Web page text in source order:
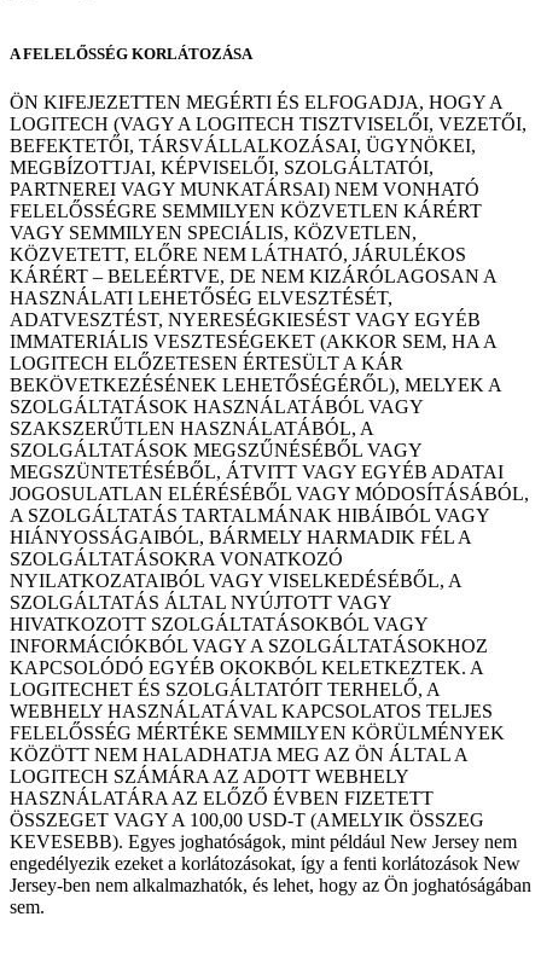
A FELELŐSSÉG KORLÁTOZÁSA
ÖN KIFEJEZETTEN MEGÉRTI ÉS ELFOGADJA, HOGY A
LOGITECH (VAGY A LOGITECH TISZTVISELŐI, VEZETŐI,
BEFEKTETŐI, TÁRSVÁLLALKOZÁSAI, ÜGYNÖKEI,
MEGBÍZOTTJAI, KÉPVISELŐI, SZOLGÁLTATÓI,
PARTNEREI VAGY MUNKATÁRSAI) NEM VONHATÓ
FELELŐSSÉGRE SEMMILYEN KÖZVETLEN KÁRÉRT
VAGY SEMMILYEN SPECIÁLIS, KÖZVETLEN,
KÖZVETETT, ELŐRE NEM LÁTHATÓ, JÁRULÉKOS
KÁRÉRT – BELEÉRTVE, DE NEM KIZÁRÓLAGOSAN A
HASZNÁLATI LEHETŐSÉG ELVESZTÉSÉT,
ADATVESZTÉST, NYERESÉGKIESÉST VAGY EGYÉB
IMMATERIÁLIS VESZTESÉGEKET (AKKOR SEM, HA A
LOGITECH ELŐZETESEN ÉRTESÜLT A KÁR
BEKÖVETKEZÉSÉNEK LEHETŐSÉGÉRŐL), MELYEK A
SZOLGÁLTATÁSOK HASZNÁLATÁBÓL VAGY
SZAKSZERŰTLEN HASZNÁLATÁBÓL, A
SZOLGÁLTATÁSOK MEGSZŰNÉSÉBŐL VAGY
MEGSZÜNTETÉSÉBŐL, ÁTVITT VAGY EGYÉB ADATAI
JOGOSULATLAN ELÉRÉSÉBŐL VAGY MÓDOSÍTÁSÁBÓL,
A SZOLGÁLTATÁS TARTALMÁNAK HIBÁIBÓL VAGY
HIÁNYOSSÁGAIBÓL, BÁRMELY HARMADIK FÉL A
SZOLGÁLTATÁSOKRA VONATKOZÓ
NYILATKOZATAIBÓL VAGY VISELKEDÉSÉBŐL, A
SZOLGÁLTATÁS ÁLTAL NYÚJTOTT VAGY
HIVATKOZOTT SZOLGÁLTATÁSOKBÓL VAGY
INFORMÁCIÓKBÓL VAGY A SZOLGÁLTATÁSOKHOZ
KAPCSOLÓDÓ EGYÉB OKOKBÓL KELETKEZTEK. A
LOGITECHET ÉS SZOLGÁLTATÓIT TERHELŐ, A
WEBHELY HASZNÁLATÁVAL KAPCSOLATOS TELJES
FELELŐSSÉG MÉRTÉKE SEMMILYEN KÖRÜLMÉNYEK
KÖZÖTT NEM HALADHATJA MEG AZ ÖN ÁLTAL A
LOGITECH SZÁMÁRA AZ ADOTT WEBHELY
HASZNÁLATÁRA AZ ELŐZŐ ÉVBEN FIZETETT
ÖSSZEGET VAGY A 100,00 USD-T (AMELYIK ÖSSZEG
KEVESEBB). Egyes joghatóságok, mint például New Jersey nem
engedélyezik ezeket a korlátozásokat, így a fenti korlátozások New
Jersey-ben nem alkalmazhatók, és lehet, hogy az Ön joghatóságában
sem.